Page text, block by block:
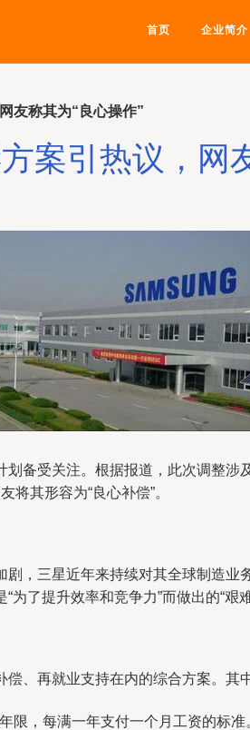
首页 企业简介
友称其为“良心操作”
案引热议，网
备受关注。根据报道，此次调整涉
将其形容为“良心补偿”。
，三星近年来持续对其全球制造
了提升效率和竞争力”而做出的“艰
、再就业支持在内的综合方案。其
限，每满一年支付一个月工资的标